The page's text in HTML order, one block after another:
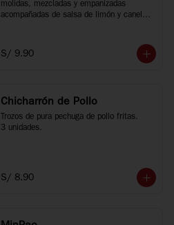
molidas, mezcladas y empanizadas
acompañadas de salsa de limón y canela
S/ 9.90
Chicharrón de Pollo
Trozos de pura pechuga de pollo fritas.
3 unidades.
S/ 8.90